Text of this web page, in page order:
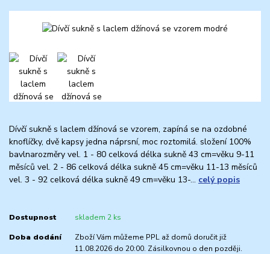
Dívčí sukně s laclem džínová se vzorem, zapíná se na ozdobné
knoflíčky, dvě kapsy jedna náprsní, moc roztomilá. složení 100%
bavlnarozměry vel. 1 - 80 celková délka sukně 43 cm=věku 9-11
měsíců vel. 2 - 86 celková délka sukně 45 cm=věku 11-13 měsíců
vel. 3 - 92 celková délka sukně 49 cm=věku 13-... celý popis
Dostupnost skladem 2 ks
Doba dodání
Zboží Vám můžeme PPL až domů doručit již
11.08.2026 do 20:00. Zásilkovnou o den později.